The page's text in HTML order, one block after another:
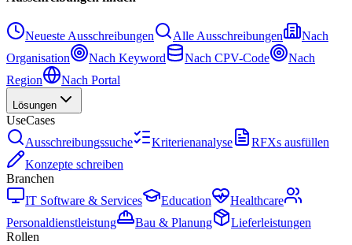
Neueste Ausschreibungen Alle Ausschreibungen
Nach
Organisation
Nach Keyword Nach CPV-Code
Nach
Region
Nach Portal
Lösungen
UseCases
Ausschreibungssuche
Kriterienanalyse
RFXs ausfüllen
Konzepte schreiben
Branchen
IT Software & Services
Education
Healthcare
Personaldienstleistung
Bau & Planung
Lieferleistungen
Rollen